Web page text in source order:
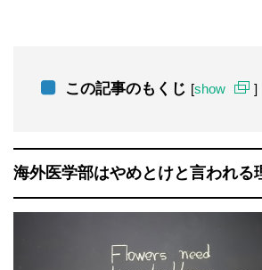
この記事のもくじ [show ]
海外医学部はやめとけと言われる